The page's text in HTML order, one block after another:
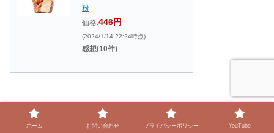
粉
価格:446円
(2024/1/14 22:24時点)
感想(10件)
ホーム お問い合わせ プライバシーポリシー YouTube